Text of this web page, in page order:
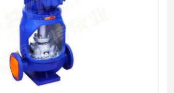
安区共和新路3088弄（祥腾财富广场）2号